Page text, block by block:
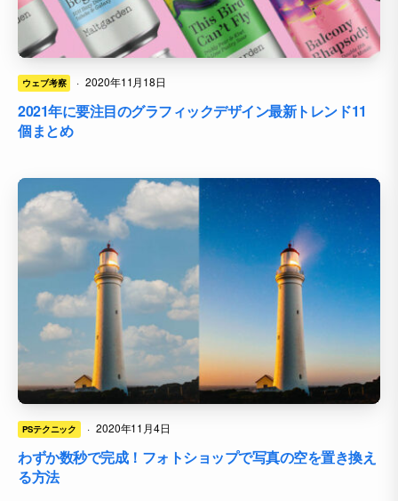
ウェブ考察 · 2020年11月18日
2021年に要注目のグラフィックデザイン最新トレンド11
個まとめ
PSテクニック · 2020年11月4日
わずか数秒で完成！フォトショップで写真の空を置き換え
る方法